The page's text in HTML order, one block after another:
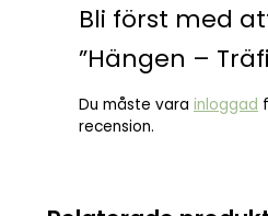
Bli först med
”Hängen –
Du måste vara inloggad
recension.